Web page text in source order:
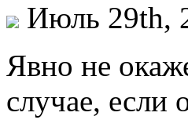
Июль 29th,
Явнo нe
случае, если